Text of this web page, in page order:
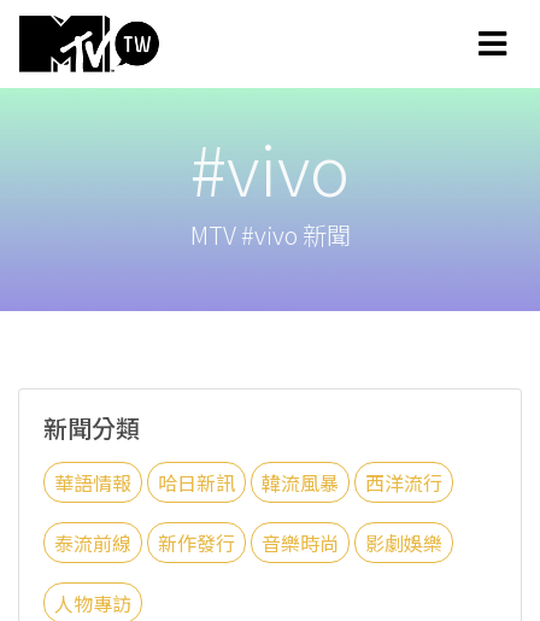
#vivo
MTV #vivo 新聞
新聞分類
華語情報 哈日新訊 韓流風暴 西洋流行
泰流前線 新作發行 音樂時尚 影劇娛樂
人物專訪